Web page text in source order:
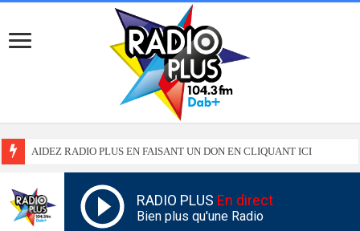
AIDEZ RADIO PLUS EN FAISANT UN DON EN CLIQUANT ICI
RADIO PLUS En direct
Bien plus qu'une Radio